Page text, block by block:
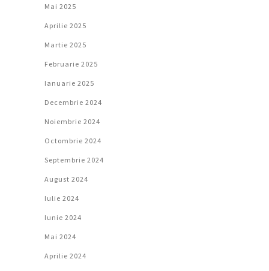
Mai 2025
Aprilie 2025
Martie 2025
Februarie 2025
Ianuarie 2025
Decembrie 2024
Noiembrie 2024
Octombrie 2024
Septembrie 2024
August 2024
Iulie 2024
Iunie 2024
Mai 2024
Aprilie 2024